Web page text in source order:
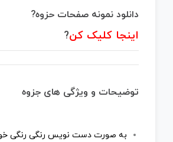
دانلود نمونه صفحات حزوه?
اینجا کلیک کن?
توضیحات و ویژگی های جزوه
به صورت دست نویس رنگی رنگی